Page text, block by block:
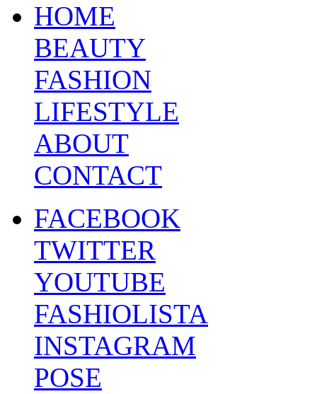
HOME
BEAUTY
FASHION
LIFESTYLE
ABOUT
CONTACT
FACEBOOK
TWITTER
YOUTUBE
FASHIOLISTA
INSTAGRAM
POSE